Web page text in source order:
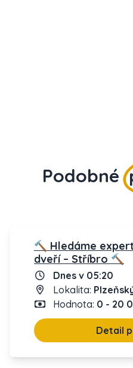
Podobné
🔨 Hledáme
dveří – Stříbro 🔨
Dnes v 05:20
Lokalita:
Hodnota: 0 - 20
Detail